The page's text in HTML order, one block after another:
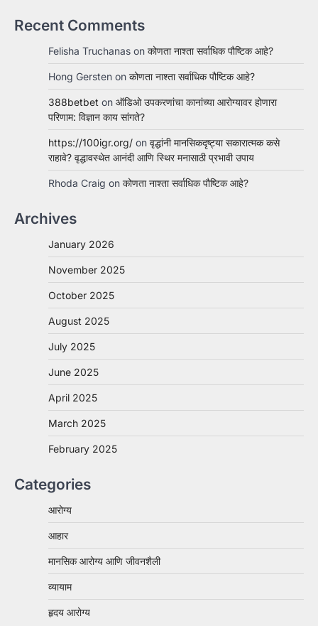
Recent Comments
Felisha Truchanas on कोणता नाश्ता सर्वाधिक पौष्टिक आहे?
Hong Gersten on कोणता नाश्ता सर्वाधिक पौष्टिक आहे?
388betbet on ऑडिओ उपकरणांचा कानांच्या आरोग्यावर होणारा
परिणाम: विज्ञान काय सांगते?
https://100igr.org/ on वृद्धांनी मानसिकदृष्ट्या सकारात्मक कसे
राहावे? वृद्धावस्थेत आनंदी आणि स्थिर मनासाठी प्रभावी उपाय
Rhoda Craig on कोणता नाश्ता सर्वाधिक पौष्टिक आहे?
Archives
January 2026
November 2025
October 2025
August 2025
July 2025
June 2025
April 2025
March 2025
February 2025
Categories
आरोग्य
आहार
मानसिक आरोग्य आणि जीवनशैली
व्यायाम
हृदय आरोग्य